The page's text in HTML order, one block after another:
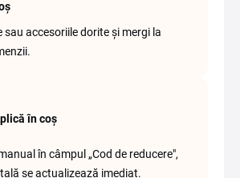
sau accesoriile dorite și mergi la
în coș
în câmpul „Cod de reducere",
se actualizează imediat.